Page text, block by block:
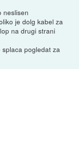
neslisen
je dolg kabel za
na drugi strani
pogledat za